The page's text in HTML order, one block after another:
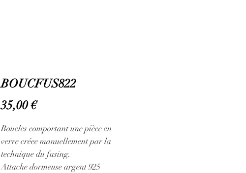
BOUCFUS822
35,00 €Prix
Boucles comportant une pièce en
verre créee manuellement par la
technique du fusing.
Attache dormeuse argent 925